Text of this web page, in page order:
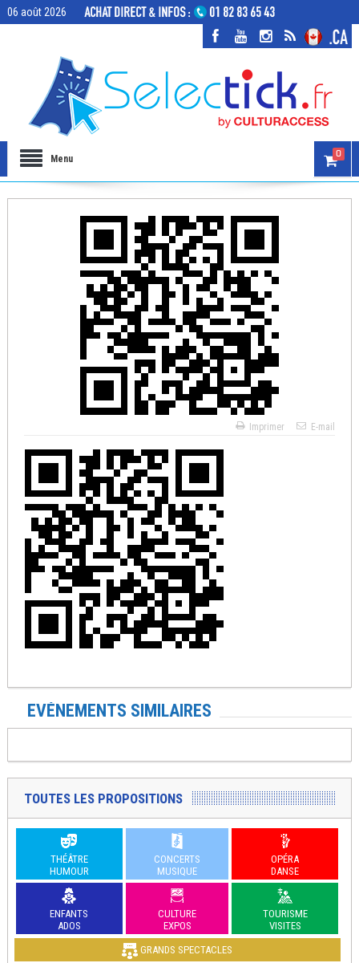
06 août 2026
Menu 0
Imprimer E-mail
EVÉNEMENTS SIMILAIRES
TOUTES LES PROPOSITIONS
THÉÂTRE
HUMOUR
CONCERTS
MUSIQUE
OPÉRA
DANSE
ENFANTS
ADOS
CULTURE
EXPOS
TOURISME
VISITES
GRANDS SPECTACLES